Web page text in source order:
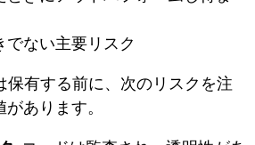
ない主要リスク
保有する前に、次のリスクを注
あります。